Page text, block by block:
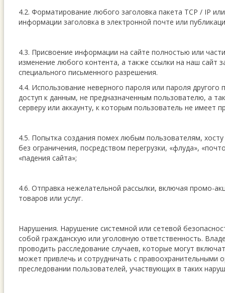
4.2. Форматирование любого заголовка пакета TCP / IP
информации заголовка в электронной почте или
4.3. Присвоение информации на сайте полностью или
изменение любого контента, а также ссылки на наш сайт
специального письменного разрешения.
4.4. Использование неверного пароля или пароля другого
доступ к данным, не предназначенным пользователю, а
серверу или аккаунту, к которым пользователь не имеет
4.5. Попытка создания помех любым пользователям,
без ограничения, посредством перегрузки, «флуда»,
«падения сайта»;
4.6. Отправка нежелательной рассылки, включая промо-
товаров или услуг.
Нарушения. Нарушение системной или сетевой
собой гражданскую или уголовную ответственность.
проводить расследование случаев, которые могут
может привлечь и сотрудничать с правоохранительными
преследовании пользователей, участвующих в таких